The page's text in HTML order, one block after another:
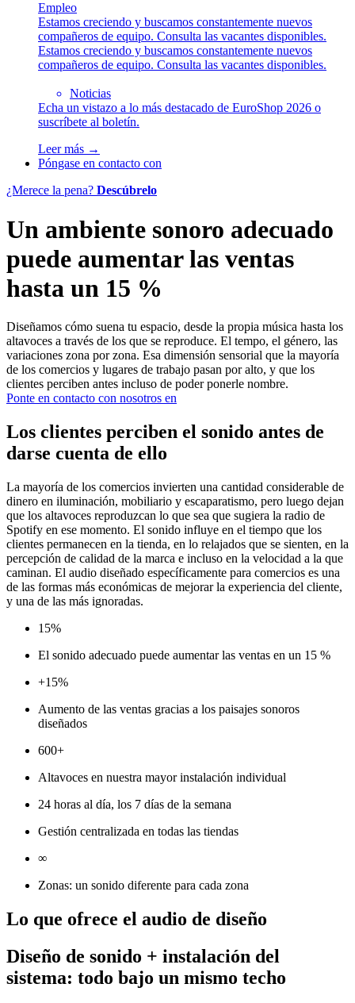
Empleo
Estamos creciendo y buscamos constantemente nuevos
compañeros de equipo. Consulta las vacantes disponibles.
Estamos creciendo y buscamos constantemente nuevos
compañeros de equipo. Consulta las vacantes disponibles.
Noticias
Echa un vistazo a lo más destacado de EuroShop 2026 o
suscríbete al boletín.
Leer más →
Póngase en contacto con
¿Merece la pena? Descúbrelo
Un ambiente sonoro adecuado
puede aumentar las ventas
hasta un 15 %
Diseñamos cómo suena tu espacio, desde la propia música hasta los
altavoces a través de los que se reproduce. El tempo, el género, las
variaciones zona por zona. Esa dimensión sensorial que la mayoría
de los comercios y lugares de trabajo pasan por alto, y que los
clientes perciben antes incluso de poder ponerle nombre.
Ponte en contacto con nosotros en
Los clientes perciben el sonido antes de
darse cuenta de ello
La mayoría de los comercios invierten una cantidad considerable de
dinero en iluminación, mobiliario y escaparatismo, pero luego dejan
que los altavoces reproduzcan lo que sea que sugiera la radio de
Spotify en ese momento. El sonido influye en el tiempo que los
clientes permanecen en la tienda, en lo relajados que se sienten, en la
percepción de calidad de la marca e incluso en la velocidad a la que
caminan. El audio diseñado específicamente para comercios es una
de las formas más económicas de mejorar la experiencia del cliente,
y una de las más ignoradas.
15%
El sonido adecuado puede aumentar las ventas en un 15 %
+15%
Aumento de las ventas gracias a los paisajes sonoros
diseñados
600+
Altavoces en nuestra mayor instalación individual
24 horas al día, los 7 días de la semana
Gestión centralizada en todas las tiendas
∞
Zonas: un sonido diferente para cada zona
Lo que ofrece el audio de diseño
Diseño de sonido + instalación del
sistema: todo bajo un mismo techo